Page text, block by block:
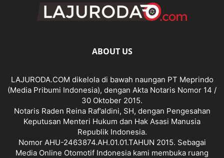
ABOUT US
LAJURODA.COM dikelola di bawah naungan PT Meprindo
(Media Pribumi Indonesia), dengan Akta Notaris Nomor 14 /
30 Oktober 2015.
Notaris Raden Reina Raf’aldini, SH, dengan Pengesahan
Keputusan Menteri Hukum dan Hak Asasi Manusia
Republik Indonesia.
Nomor AHU-2463874.AH.01.01.TAHUN 2015. Sebagai
Media Online Otomotif Indonesia kami membuka ruang